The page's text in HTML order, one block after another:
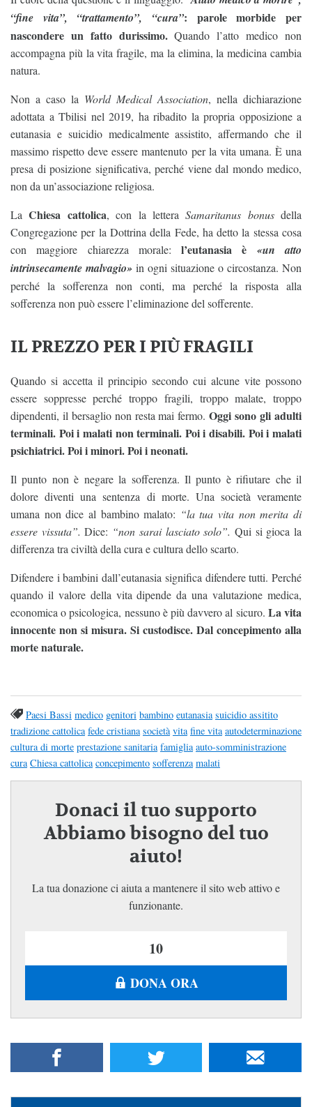
“fine vita”, “trattamento”, “cura”: parole morbide per
nascondere un fatto durissimo.Quando l’atto medico non
accompagna più la vita fragile, ma la elimina, la medicina cambia
natura.
Non a caso la World Medical Association, nella dichiarazione
adottata a Tbilisi nel 2019, ha ribadito la propria opposizione a
eutanasia e suicidio medicalmente assistito, affermando che il
massimo rispetto deve essere mantenuto per la vita umana. È una
presa di posizione significativa, perché viene dal mondo medico,
non da un’associazione religiosa.
LaChiesa cattolica, con la letteraSamaritanus bonusdella
Congregazione per la Dottrina della Fede, ha detto la stessa cosa
con maggiore chiarezza morale:l’eutanasia è «un atto
intrinsecamente malvagio» in ogni situazione o circostanza. Non
perché la sofferenza non conti, ma perché la risposta alla
sofferenza non può essere l’eliminazione del sofferente.
IL PREZZO PER I PIÙ FRAGILI
Quando si accetta il principio secondo cui alcune vite possono
essere soppresse perché troppo fragili, troppo malate, troppo
dipendenti, il bersaglio non resta mai fermo.Oggi sono gli adulti
terminali. Poi i malati non terminali. Poi i disabili. Poi i malati
psichiatrici. Poi i minori. Poi i neonati.
Il punto non è negare la sofferenza. Il punto è rifiutare che il
dolore diventi una sentenza di morte. Una società veramente
umana non dice al bambino malato: “la tua vita non merita di
essere vissuta”. Dice: “non sarai lasciato solo”. Qui si gioca la
differenza tra civiltà della cura e cultura dello scarto.
Difendere i bambini dall’eutanasia significa difendere tutti. Perché
quando il valore della vita dipende da una valutazione medica,
economica o psicologica, nessuno è più davvero al sicuro. La vita
innocente non si misura. Si custodisce. Dal concepimento alla
morte naturale.
Paesi Bassi medico genitori bambino eutanasia suicidio assitito
tradizione cattolica fede cristiana società vita fine vita autodeterminazione
cultura di morte prestazione sanitaria famiglia auto-somministrazione
cura Chiesa cattolica concepimento sofferenza malati
Donaci il tuo supporto
Abbiamo bisogno del tuo
aiuto!
La tua donazione ci aiuta a mantenere il sito web attivo e
funzionante.
DONA ORA